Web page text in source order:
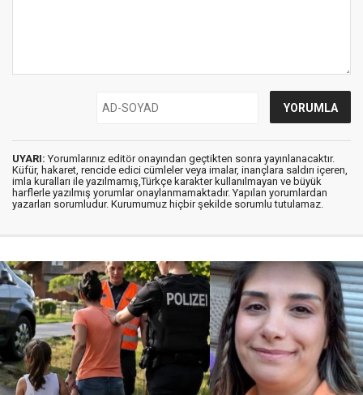
UYARI: Yorumlarınız editör onayından geçtikten sonra yayınlanacaktır.
Küfür, hakaret, rencide edici cümleler veya imalar, inançlara saldırı içeren,
imla kuralları ile yazılmamış,Türkçe karakter kullanılmayan ve büyük
harflerle yazılmış yorumlar onaylanmamaktadır. Yapılan yorumlardan
yazarları sorumludur. Kurumumuz hiçbir şekilde sorumlu tutulamaz.